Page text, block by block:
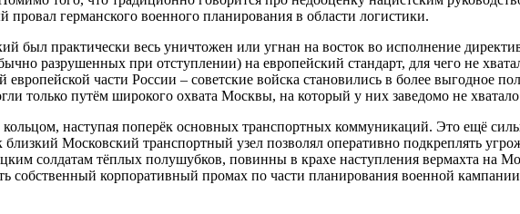
германского военного планирования в области логистики.
был практически весь уничтожен или угнан на восток во исполнение
разрушенных при отступлении) на европейский стандарт, для чего не
части России – советские войска становились в более выгодное
только путём широкого охвата Москвы, на который у них заведомо не
наступая поперёк основных транспортных коммуникаций. Это ещё
Московский транспортный узел позволял оперативно подкреплять
солдатам тёплых полушубков, повинны в крахе наступления вермахта на
собственный корпоративный промах по части планирования военной